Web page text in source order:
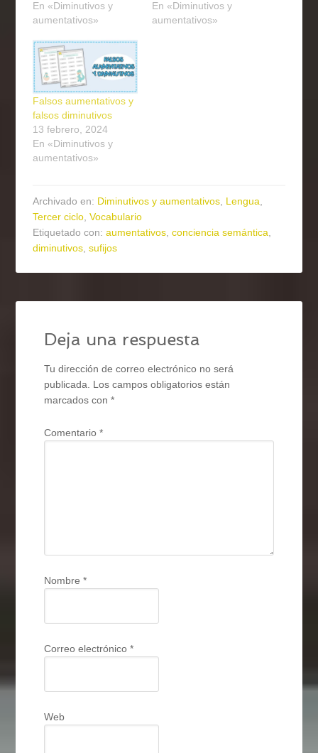
En «Diminutivos y
aumentativos»
En «Diminutivos y
aumentativos»
Falsos aumentativos y
falsos diminutivos
13 febrero, 2024
En «Diminutivos y
aumentativos»
Archivado en: Diminutivos y aumentativos Lengua
Tercer ciclo ,Vocabulario
Etiquetado con:aumentativos ,conciencia semántica
diminutivos ,sufijos
Deja una respuesta
Tu dirección de correo electrónico no será
publicada.
Los campos obligatorios están
marcados con*
Comentario*
Nombre*
Correo electrónico*
Web